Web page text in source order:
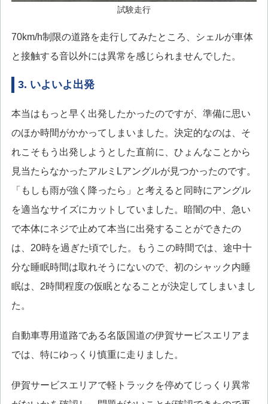
試験走行
70km/h制限の道路を走行してみたところ、シェルが車体
と接触する音以外には異常を感じられませんでした。
3. いよいよ出発
本当はもっと早く出発したかったのですが、準備に思い
のほか時間がかかってしまいました。決定的なのは、そ
れこそもう出発しようとした直前に、ひょんなことから
見当たらなかったアルミLアングルが見つかったのです。
「もしも雨が強く降ったら」と考えると同時にアングル
を適当なサイズにカットしていました。暗闇の中、急い
で本体にネジで止めて本当に出発することができたの
は、20時を過ぎた頃でした。もうこの時間では、途中十
分な睡眠時間は取れそうにないので、初のシャック内睡
眠は、2時間程度の仮眠となることが決定してしまいまし
た。
自動車専用道路である名阪国道の伊賀サービスエリアま
では、特にゆっくり慎重に走りました。
伊賀サービスエリアで軽トラックを停めてじっくり異常